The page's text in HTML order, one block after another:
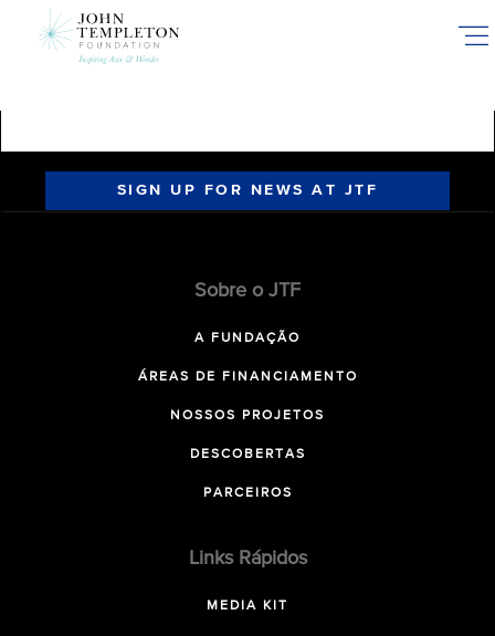
SIGN UP FOR NEWS AT JTF
Sobre o JTF
A FUNDAÇÃO
ÁREAS DE FINANCIAMENTO
NOSSOS PROJETOS
DESCOBERTAS
PARCEIROS
Links Rápidos
MEDIA KIT